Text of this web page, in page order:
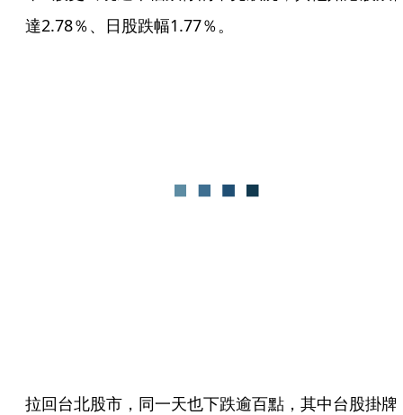
達2.78％、日股跌幅1.77％。
拉回台北股市，同一天也下跌逾百點，其中台股掛牌